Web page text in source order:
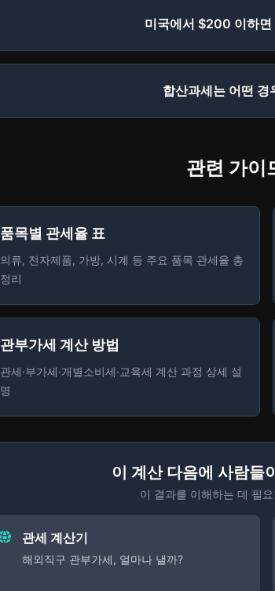
미국에서 $200 이하면
합산과세는 어떤 경
관련 가이
품목별 관세율 표
의류, 전자제품, 가방, 시계 등 주요 품목 관세율 총
정리
관부가세 계산 방법
관세·부가세·개별소비세·교육세 계산 과정 상세 설
명
이 계산 다음에 사람들
이 결과를 이해하는 데 필
관세 계산기
해외직구 관부가세, 얼마나 낼까?